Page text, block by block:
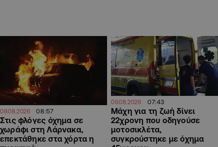
09.08.2026 08:57
Στις φλόγες όχημα σε
χωράφι στη Λάρνακα,
επεκτάθηκε στα χόρτα η
09.08.2026 07:43
Μάχη για τη ζωή δίνει
22χρονη που οδηγούσε
μοτοσικλέτα,
συγκρούστηκε με όχημα